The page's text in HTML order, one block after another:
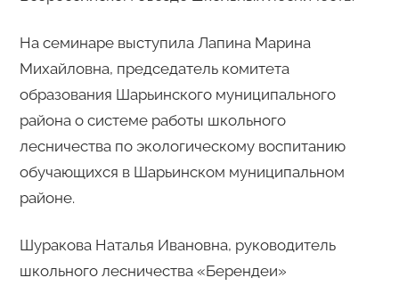
На семинаре выступила Лапина Марина
Михайловна, председатель комитета
образования Шарьинского муниципального
района о системе работы школьного
лесничества по экологическому воспитанию
обучающихся в Шарьинском муниципальном
районе.
Шуракова Наталья Ивановна, руководитель
школьного лесничества «Берендеи»